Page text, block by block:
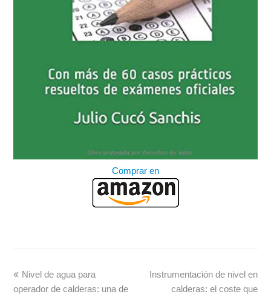
Comprar en
Nivel de agua para
operador de calderas: una de
Instrumentación de nivel en
calderas: el coste que